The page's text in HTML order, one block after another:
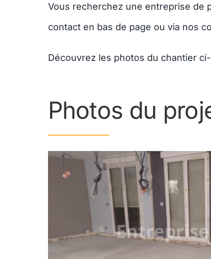
Vous recherchez une entreprise de
contact en bas de page ou via nos
Découvrez les photos du chantier
Photos du